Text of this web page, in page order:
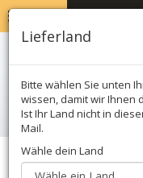
Lieferland
Bitte wählen Sie unten
wissen, damit wir Ihnen
Ist Ihr Land nicht in
Mail.
Wähle dein Land